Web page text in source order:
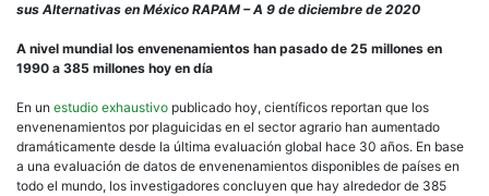
los
sus Alternativas en México RAPAM – A 9 de diciembre de 2020
A nivel mundial los envenenamientos han pasado de 25 millones en
1990 a 385 millones hoy en día
En un estudio exhaustivo publicado hoy, científicos reportan que los
envenenamientos por plaguicidas en el sector agrario han aumentado
dramáticamente desde la última evaluación global hace 30 años. En base
a una evaluación de datos de envenenamientos disponibles de países en
todo el mundo, los investigadores concluyen que hay alrededor de 385